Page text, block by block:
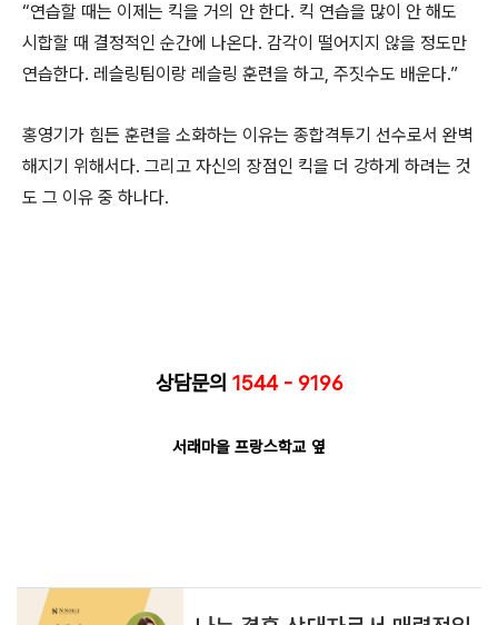
“연습할 때는 이제는 킥을 거의 안 한다. 킥 연습을 많이 안 해도
시합할 때 결정적인 순간에 나온다. 감각이 떨어지지 않을 정도만
연습한다. 레슬링팀이랑 레슬링 훈련을 하고, 주짓수도 배운다.”
홍영기가 힘든 훈련을 소화하는 이유는 종합격투기 선수로서 완벽
해지기 위해서다. 그리고 자신의 장점인 킥을 더 강하게 하려는 것
도 그 이유 중 하나다.
상담문의 1544 - 9196
서래마을 프랑스학교 옆